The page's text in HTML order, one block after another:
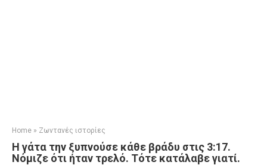
Home » Ζωντανές ιστορίες
Η γάτα την ξυπνούσε κάθε βράδυ στις 3:17.
Νόμιζε ότι ήταν τρελό. Τότε κατάλαβε γιατί.